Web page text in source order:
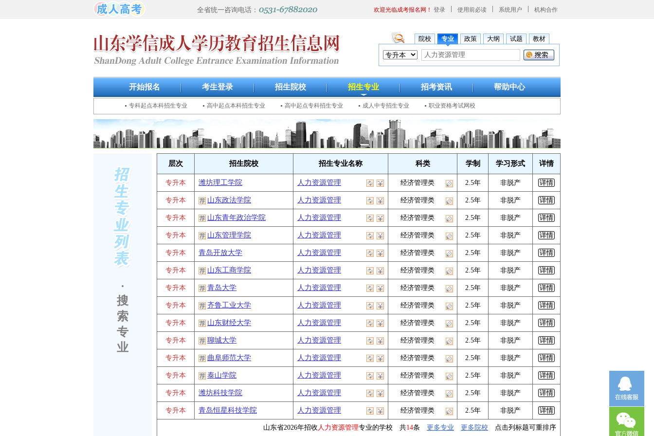
欢迎光临成考报名网！ 登录 使用前必读 系统用户 机构合作
全省统一咨询电话：
院校 专业 政策 大纲 试题 教材
开始报名 考生登录 招生院校 招生专业 招考资讯 帮助中心
专科起点本科招生专业 高中起点本科招生专业 高中起点专科招生专业 成人中专招生专业 职业资格考试网校
层次 招生院校 招生专业名称 科类 学制 学习形式 详情
专升本 潍坊理工学院 人力资源管理 经济管理类 2.5年 非脱产 详情
专升本 山东政法学院 人力资源管理 经济管理类 2.5年 非脱产 详情
专升本 山东青年政治学院 人力资源管理 经济管理类 2.5年 非脱产 详情
专升本 山东管理学院 人力资源管理 经济管理类 2.5年 非脱产 详情
专升本 青岛开放大学 人力资源管理 经济管理类 2.5年 非脱产 详情
专升本 山东工商学院 人力资源管理 经济管理类 2.5年 非脱产 详情
专升本 青岛大学 人力资源管理 经济管理类 2.5年 非脱产 详情
专升本 齐鲁工业大学 人力资源管理 经济管理类 2.5年 非脱产 详情
专升本 山东财经大学 人力资源管理 经济管理类 2.5年 非脱产 详情
专升本 聊城大学 人力资源管理 经济管理类 2.5年 非脱产 详情
专升本 曲阜师范大学 人力资源管理 经济管理类 2.5年 非脱产 详情
专升本 泰山学院 人力资源管理 经济管理类 2.5年 非脱产 详情
专升本 潍坊科技学院 人力资源管理 经济管理类 2.5年 非脱产 详情
专升本 青岛恒星科技学院 人力资源管理 经济管理类 2.5年 非脱产 详情
山东省2026年招收 人力资源管理专业的学校 共14条 更多专业 更多院校 点击列标题可重排序
·
搜
索
专
业